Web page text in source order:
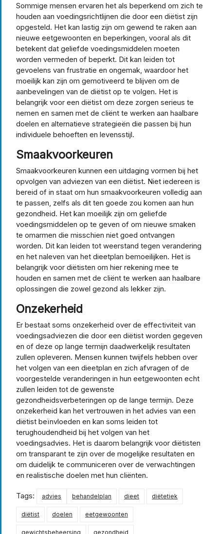
Sommige mensen ervaren het als beperkend om zich te
houden aan voedingsrichtlijnen die door een diëtist zijn
opgesteld. Het kan lastig zijn om gewend te raken aan
nieuwe eetgewoonten en beperkingen, vooral als dit
betekent dat geliefde voedingsmiddelen moeten
worden vermeden of beperkt. Dit kan leiden tot
gevoelens van frustratie en ongemak, waardoor het
moeilijk kan zijn om gemotiveerd te blijven om de
aanbevelingen van de diëtist op te volgen. Het is
belangrijk voor een diëtist om deze zorgen serieus te
nemen en samen met de cliënt te werken aan haalbare
doelen en alternatieve strategieën die passen bij hun
individuele behoeften en levensstijl.
Smaakvoorkeuren
Smaakvoorkeuren kunnen een uitdaging vormen bij het
opvolgen van adviezen van een diëtist. Niet iedereen is
bereid of in staat om hun smaakvoorkeuren volledig aan
te passen, zelfs als dit ten goede zou komen aan hun
gezondheid. Het kan moeilijk zijn om geliefde
voedingsmiddelen op te geven of om nieuwe smaken
te omarmen die misschien niet goed ontvangen
worden. Dit kan leiden tot weerstand tegen verandering
en het naleven van het dieetplan bemoeilijken. Het is
belangrijk voor diëtisten om hier rekening mee te
houden en samen met de cliënt te werken aan haalbare
oplossingen die zowel gezond als lekker zijn.
Onzekerheid
Er bestaat soms onzekerheid over de effectiviteit van
voedingsadviezen die door een diëtist worden gegeven
en of deze op lange termijn daadwerkelijk resultaten
zullen opleveren. Mensen kunnen twijfels hebben over
het volgen van een dieetplan en zich afvragen of de
voorgestelde veranderingen in hun eetgewoonten echt
zullen leiden tot de gewenste
gezondheidsverbeteringen op de lange termijn. Deze
onzekerheid kan het vertrouwen in het advies van een
diëtist beïnvloeden en kan soms leiden tot
terughoudendheid bij het volgen van het
voedingsadvies. Het is daarom belangrijk voor diëtisten
om transparant te zijn over de mogelijke resultaten en
om duidelijk te communiceren over de verwachtingen
en realistische doelen met hun cliënten.
Tags: advies behandelplan dieet diëtetiek
diëtist doelen eetgewoonten
gewichtsbeheersing gezondheid